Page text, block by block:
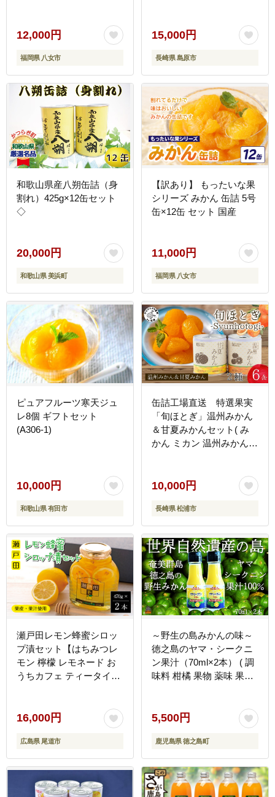
12,000円
福岡県 八女市
15,000円
長崎県 島原市
和歌山県産八朔缶詰（身
割れ）425g×12缶セット
◇
20,000円
和歌山県 美浜町
【訳あり】 もったいな果
シリーズ みかん 缶詰 5号
缶×12缶 セット 国産
11,000円
福岡県 八女市
ピュアフルーツ寒天ジュ
レ8個 ギフトセット
(A306-1)
10,000円
和歌山県 有田市
缶詰工場直送 特選果実
「旬ほとぎ」温州みかん
＆甘夏みかんセット( み
かん ミカン 温州みかん
食 非常食 防災 備蓄 長期
10,000円
長崎県 松浦市
瀬戸田レモン蜂蜜シロッ
プ漬セット【はちみつレ
モン 檸檬 レモネード お
うちカフェ ティータイム
16,000円
広島県 尾道市
～野生の島みかんの味～
徳之島のヤマ・シークニ
ン果汁（70ml×2本） ( 調
味料 柑橘 果物 薬味 果汁
生みかん 奄美 鹿児島 鍋
焼き魚 料理 お酒 焼酎 酸
味 ダイキチ食品 )
5,500円
鹿児島県 徳之島町